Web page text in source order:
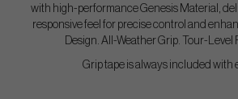
with high-performance Genesis Material,
responsive feel for precise control and
Design. All-Weather Grip. Tour-Level
Grip tape is always included with